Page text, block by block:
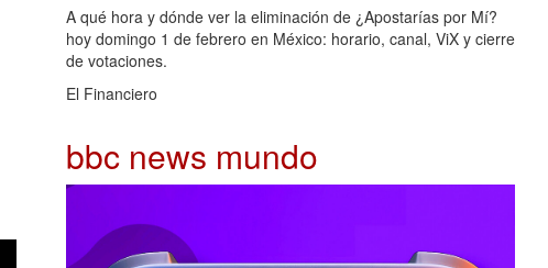
A qué hora y dónde ver la eliminación de ¿Apostarías por Mí?
hoy domingo 1 de febrero en México: horario, canal, ViX y cierre
de votaciones.
El Financiero
bbc news mundo